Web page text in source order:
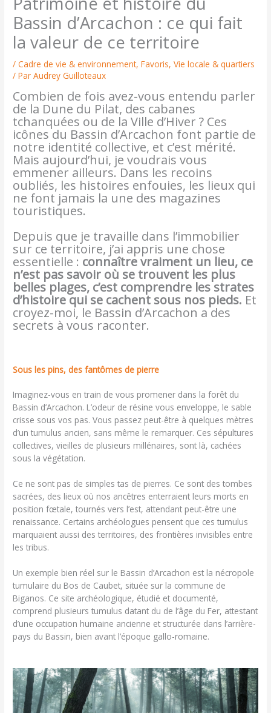
Bassin d’Arcachon : ce qui fait
la valeur de ce territoire
/Cadre de vie & environnement,Favoris,Vie locale & quartiers
/ ParAudrey Guilloteaux
Combien de fois avez-vous entendu parler
de la Dune du Pilat, des cabanes
tchanquées ou de la Ville d’Hiver ? Ces
icônes du Bassin d’Arcachon font partie de
notre identité collective, et c’est mérité.
Mais aujourd’hui, je voudrais vous
emmener ailleurs. Dans les recoins
oubliés, les histoires enfouies, les lieux qui
ne font jamais la une des magazines
touristiques.
Depuis que je travaille dans l’immobilier
sur ce territoire, j’ai appris une chose
essentielle : connaître vraiment un lieu, ce
n’est pas savoir où se trouvent les plus
belles plages, c’est comprendre les strates
d’histoire qui se cachent sous nos pieds. Et
croyez-moi, le Bassin d’Arcachon a des
secrets à vous raconter.
Sous les pins, des fantômes de pierre
Imaginez-vous en train de vous promener dans la forêt du
Bassin d’Arcachon. L’odeur de résine vous enveloppe, le sable
crisse sous vos pas. Vous passez peut-être à quelques mètres
d’un tumulus ancien, sans même le remarquer. Ces sépultures
collectives, vieilles de plusieurs millénaires, sont là, cachées
sous la végétation.
Ce ne sont pas de simples tas de pierres. Ce sont des tombes
sacrées, des lieux où nos ancêtres enterraient leurs morts en
position fœtale, tournés vers l’est, attendant peut-être une
renaissance. Certains archéologues pensent que ces tumulus
marquaient aussi des territoires, des frontières invisibles entre
les tribus.
Un exemple bien réel sur le Bassin d’Arcachon est la nécropole
tumulaire du Bos de Caubet, située sur la commune de
Biganos. Ce site archéologique, étudié et documenté,
comprend plusieurs tumulus datant du de l’âge du Fer, attestant
d’une occupation humaine ancienne et structurée dans l’arrière-
pays du Bassin, bien avant l’époque gallo-romaine.